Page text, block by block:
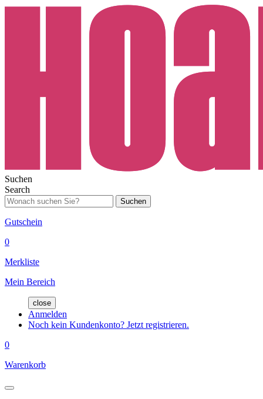
Suchen
Search
Suchen
Gutschein
0
Merkliste
Mein Bereich
close
Anmelden
Noch kein Kundenkonto? Jetzt registrieren.
0
Warenkorb